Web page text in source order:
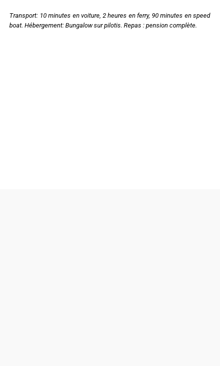
Transport: 10 minutes en voiture, 2 heures en ferry, 90 minutes en speed
boat. Hébergement: Bungalow sur pilotis. Repas : pension complète.